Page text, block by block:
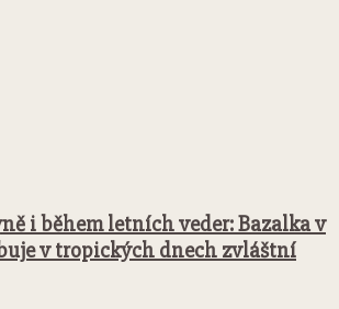
i během letních veder: Bazalka v
v tropických dnech zvláštní